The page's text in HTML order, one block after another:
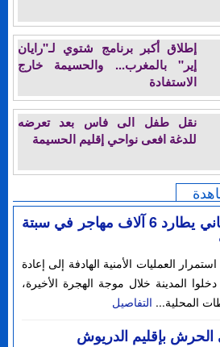
إطلاق أكبر برنامج شتوي لـ"رايان
إير" بالمغرب... والحسيمة خارج
الاستفادة
نقل طفل الى فاس بعد تعرضه
للدغة افعى نواحي إقليم الحسيمة
الحرس المدني الإسباني يطارد 6 آلاف مهاجر في سبتة
العمليات الأمنية الهادفة إلى إعادة
المدينة خلال موجة الهجرة الأخيرة،
المحلية... التفاصيل
بإقليم الدريوش